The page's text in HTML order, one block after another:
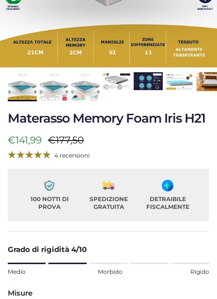
Materasso Memory Foam Iris H21
Prezzo di vendita
€141,99 Prezzo normale
€177,50
4 recensioni
100 NOTTI DI
PROVA
SPEDIZIONE
GRATUITA
DETRAIBILE
FISCALMENTE
Grado di rigidità 4/10
Rating of 1 means Medio.
Rating of 5 means Rigido.
Medio Morbido Rigido
Misure